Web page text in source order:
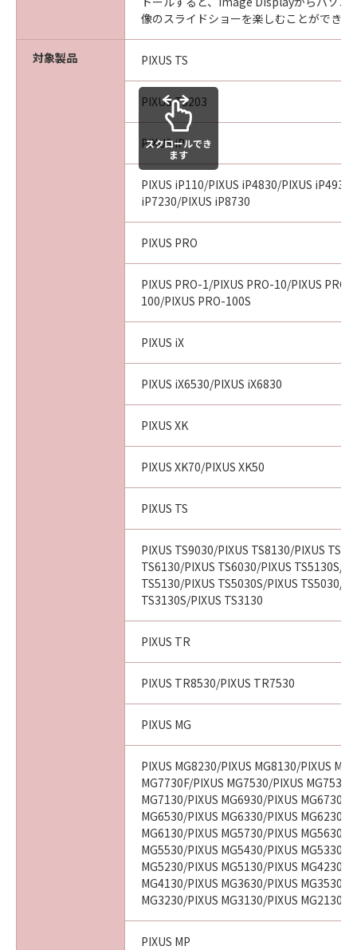
像のスライドショーを楽しむことができま
対象製品 PIXUS TS
PIXUS TS203
PIXUS iP
PIXUS iP110/PIXUS iP4830/PIXUS iP4930/
iP7230/PIXUS iP8730
PIXUS PRO
PIXUS PRO-1/PIXUS PRO-10/PIXUS PRO-
100/PIXUS PRO-100S
PIXUS iX
PIXUS iX6530/PIXUS iX6830
PIXUS XK
PIXUS XK70/PIXUS XK50
PIXUS TS
PIXUS TS9030/PIXUS TS8130/PIXUS
TS6130/PIXUS TS6030/PIXUS TS5130S/
TS5130/PIXUS TS5030S/PIXUS TS5030/
TS3130S/PIXUS TS3130
PIXUS TR
PIXUS TR8530/PIXUS TR7530
PIXUS MG
PIXUS MG8230/PIXUS MG8130/PIXUS
MG7730F/PIXUS MG7530/PIXUS
MG7130/PIXUS MG6930/PIXUS MG6730/
MG6530/PIXUS MG6330/PIXUS MG6230/
MG6130/PIXUS MG5730/PIXUS MG5630/
MG5530/PIXUS MG5430/PIXUS MG5330/
MG5230/PIXUS MG5130/PIXUS MG4230/
MG4130/PIXUS MG3630/PIXUS MG3530/
MG3230/PIXUS MG3130/PIXUS MG2130
PIXUS MP
スクロールでき
ます